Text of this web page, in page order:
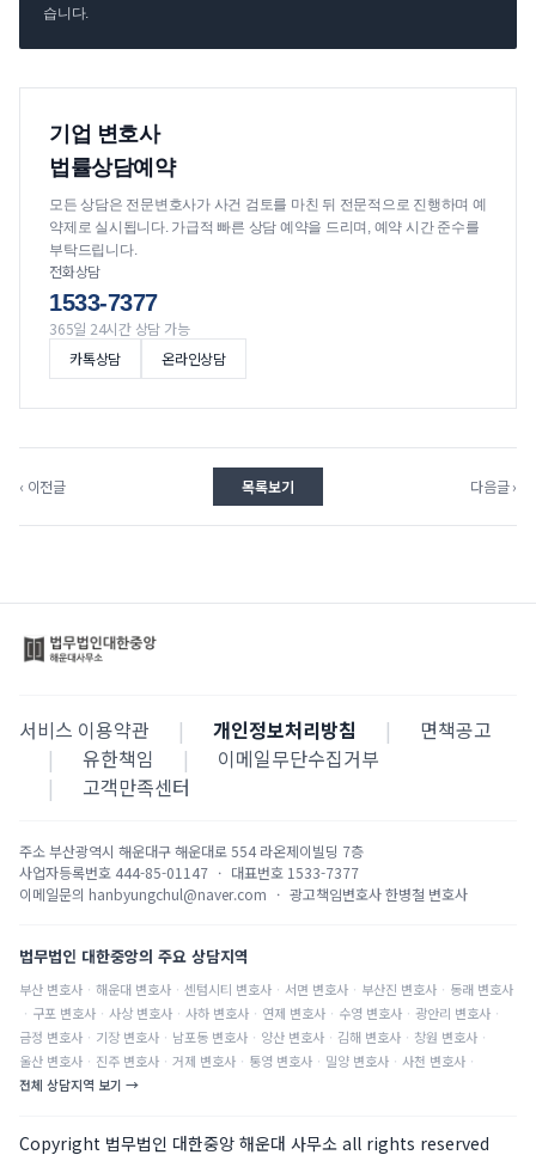
습니다.
기업 변호사
법률상담예약
모든 상담은 전문변호사가 사건 검토를 마친 뒤 전문적으로 진행하며 예
약제로 실시됩니다. 가급적 빠른 상담 예약을 드리며, 예약 시간 준수를
부탁드립니다.
전화상담
1533-7377
365일 24시간 상담 가능
카톡상담
온라인상담
‹ 이전글 목록보기 다음글 ›
서비스 이용약관 | 개인정보처리방침 |
면책공고
|
유한책임 |
이메일무단수집거부
|
고객만족센터
주소부산광역시 해운대구 해운대로 554 라온제이빌딩 7층
사업자등록번호 444-85-01147 · 대표번호 1533-7377
이메일문의 hanbyungchul@naver.com · 광고책임변호사한병철 변호사
법무법인 대한중앙의 주요 상담지역
부산 변호사 · 해운대 변호사 · 센텀시티 변호사 · 서면 변호사 · 부산진 변호사 · 동래 변호사
· 구포 변호사 · 사상 변호사 · 사하 변호사 · 연제 변호사 · 수영 변호사 · 광안리 변호사 ·
금정 변호사 · 기장 변호사 · 남포동 변호사 · 양산 변호사 · 김해 변호사 · 창원 변호사 ·
울산 변호사 · 진주 변호사 · 거제 변호사 · 통영 변호사 · 밀양 변호사 · 사천 변호사 ·
전체 상담지역 보기 →
Copyright 법무법인 대한중앙 해운대 사무소 all rights reserved